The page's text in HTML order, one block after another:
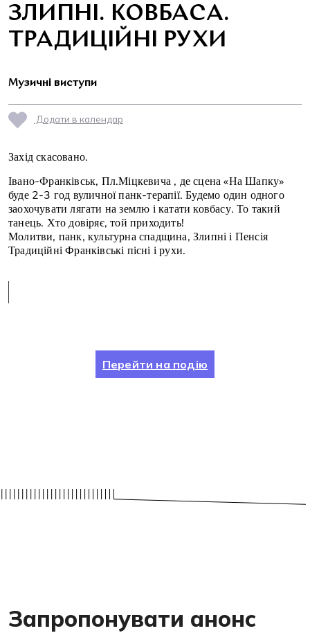
ЗЛИПНІ. КОВБАСА.
ТРАДИЦІЙНІ РУХИ
Музичні виступи
Додати в календар
Захід скасовано.
Івано-Франківськ, Пл.Міцкевича , де сцена «На Шапку»
буде 2-3 год вуличної панк-терапії. Будемо один одного
заохочувати лягати на землю і катати ковбасу. То такий
танець. Хто довіряє, той приходить!
Молитви, панк, культурна спадщина, Злипні і Пенсія
Традиційні Франківські пісні і рухи.
Перейти на подію
Запропонувати анонс